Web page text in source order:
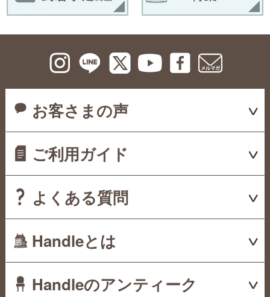
お客さまの声
ご利用ガイド
よくある質問
Handleとは
Handleのアンティーク